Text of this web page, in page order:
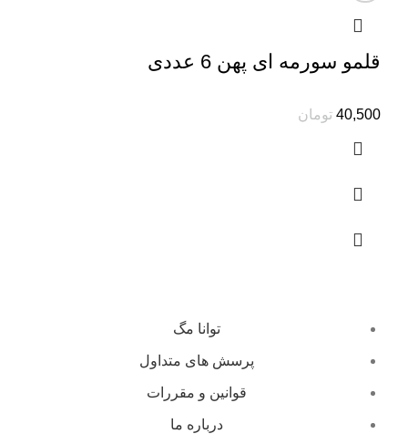
قلمو سورمه ای پهن 6 عددی
40,500 تومان
توانا مگ
پرسش های متداول
قوانین و مقررات
درباره ما